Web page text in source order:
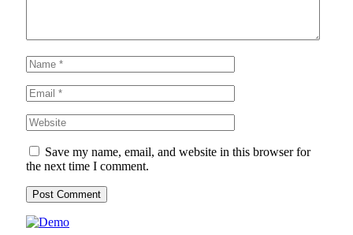
Save my name, email, and website in this browser for
the next time I comment.